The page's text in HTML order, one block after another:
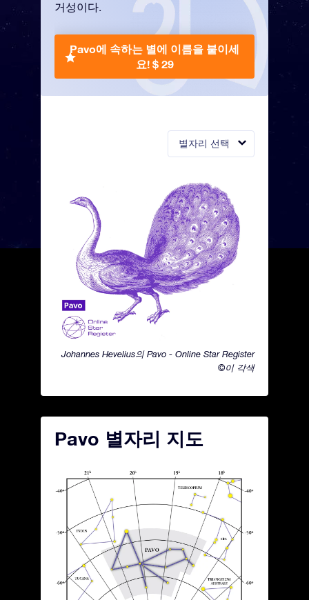
별자리 선택
Johannes Hevelius의 Pavo - Online Star Register
©이 각색
거성이다.
Pavo에 속하는 별에 이름을 붙이세
요! $ 29
Pavo 별자리 지도